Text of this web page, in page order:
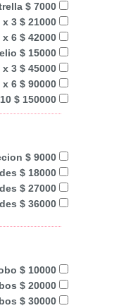
$ 7000
3 $ 21000
6 $ 42000
$ 15000
3 $ 45000
6 $ 90000
$ 150000
$ 9000
$ 18000
$ 27000
$ 36000
$ 10000
$ 20000
$ 30000